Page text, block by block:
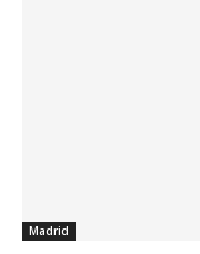
Madrid